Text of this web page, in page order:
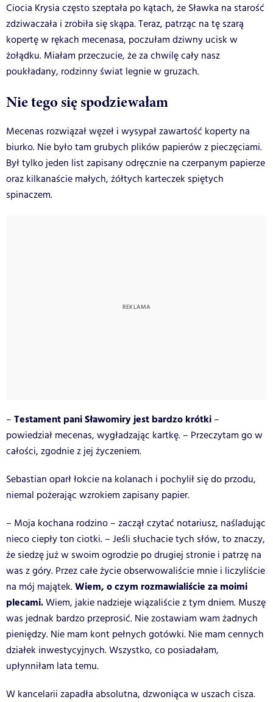
Ciocia Krysia często szeptała po kątach, że Sławka na starość
zdziwaczała i zrobiła się skąpa. Teraz, patrząc na tę szarą
kopertę w rękach mecenasa, poczułam dziwny ucisk w
żołądku. Miałam przeczucie, że za chwilę cały nasz
poukładany, rodzinny świat legnie w gruzach.
Nie tego się spodziewałam
Mecenas rozwiązał węzeł i wysypał zawartość koperty na
biurko. Nie było tam grubych plików papierów z pieczęciami.
Był tylko jeden list zapisany odręcznie na czerpanym papierze
oraz kilkanaście małych, żółtych karteczek spiętych
spinaczem.
– Testament pani Sławomiry jest bardzo krótki –
powiedział mecenas, wygładzając kartkę. – Przeczytam go w
całości, zgodnie z jej życzeniem.
Sebastian oparł łokcie na kolanach i pochylił się do przodu,
niemal pożerając wzrokiem zapisany papier.
– Moja kochana rodzino – zaczął czytać notariusz, naśladując
nieco ciepły ton ciotki. – Jeśli słuchacie tych słów, to znaczy,
że siedzę już w swoim ogrodzie po drugiej stronie i patrzę na
was z góry. Przez całe życie obserwowaliście mnie i liczyliście
na mój majątek.Wiem, o czym rozmawialiście za moimi
plecami.Wiem, jakie nadzieje wiązaliście z tym dniem. Muszę
was jednak bardzo przeprosić. Nie zostawiam wam żadnych
pieniędzy. Nie mam kont pełnych gotówki. Nie mam cennych
działek inwestycyjnych. Wszystko, co posiadałam,
upłynniłam lata temu.
W kancelarii zapadła absolutna, dzwoniąca w uszach cisza.